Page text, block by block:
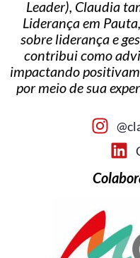
Leader), Claudia
Liderança em
sobre liderança e
contribui como
impactando
por meio de sua